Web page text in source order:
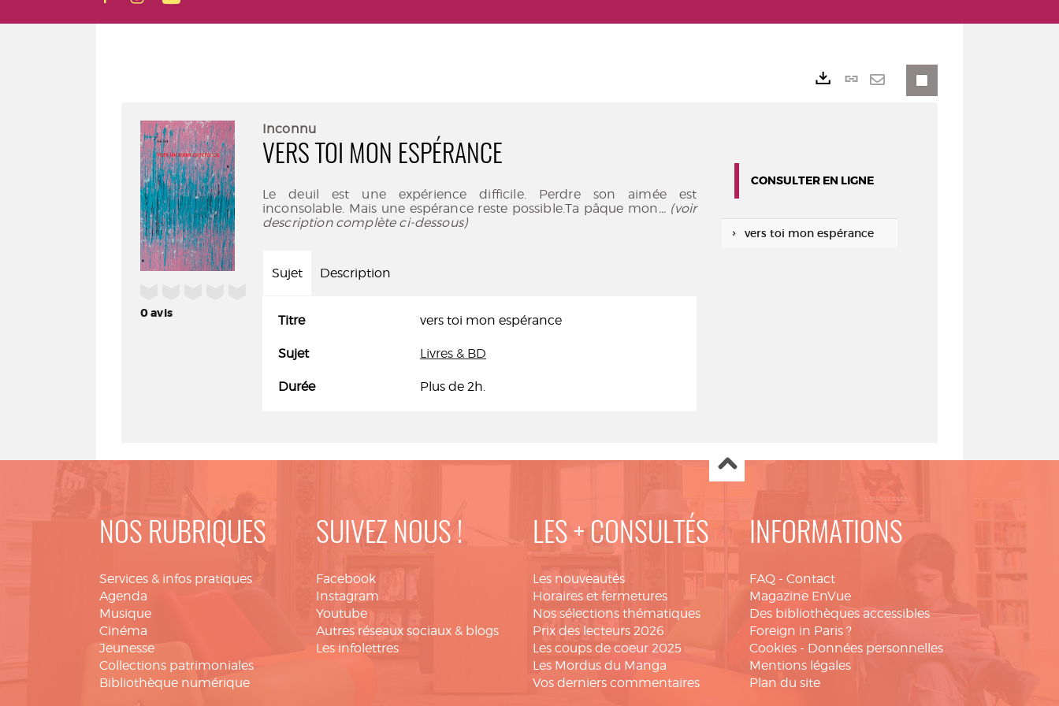
0avis
Inconnu
VERS TOI MON ESPÉRANCE
Le deuil est une expérience difficile. Perdre son aimée est
inconsolable. Mais une espérance reste possible.Ta pâque mon... (voir
description complète ci-dessous)
Sujet Description
Titre vers toi mon espérance
Sujet Livres & BD
Durée Plus de 2h.
Lien
CONSULTER EN LIGNE
vers toi mon espérance
NOS RUBRIQUES
Services & infos pratiques
Agenda
Musique
Cinéma
Jeunesse
Collections patrimoniales
Bibliothèque numérique
SUIVEZ NOUS !
Facebook
Instagram
Youtube
Autres réseaux sociaux & blogs
Les infolettres
LES + CONSULTÉS
Les nouveautés
Horaires et fermetures
Nos sélections thématiques
Prix des lecteurs 2026
Les coups de coeur 2025
Les Mordus du Manga
Vos derniers commentaires
INFORMATIONS
FAQ - Contact
Magazine EnVue
Des bibliothèques accessibles
Foreign in Paris ?
Cookies - Données personnelles
Mentions légales
Plan du site